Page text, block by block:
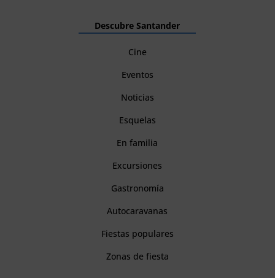
Descubre Santander
Cine
Eventos
Noticias
Esquelas
En familia
Excursiones
Gastronomía
Autocaravanas
Fiestas populares
Zonas de fiesta